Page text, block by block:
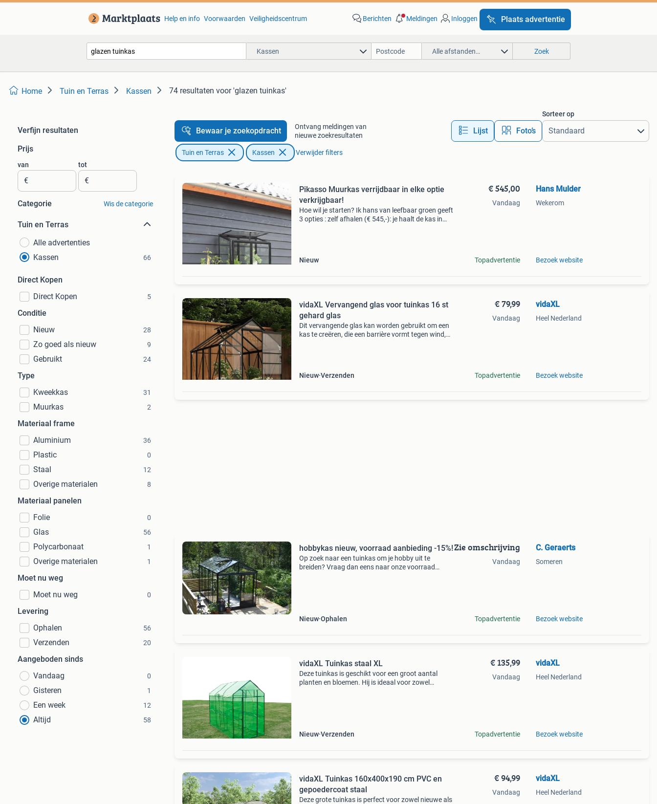
Help en info Voorwaarden Veiligheidscentrum Berichten Meldingen Inloggen Plaats advertentie
Kassen Alle afstanden… Zoek
Home Tuin en Terras Kassen 74 resultaten voor 'glazen tuinkas'
Verfijn resultaten
Prijs
van
€
tot
€
Categorie Wis de categorie
Tuin en Terras
Alle advertenties
Kassen
66
Direct Kopen
Direct Kopen
5
Conditie
Nieuw
28
Zo goed als nieuw 9
Gebruikt 24
Type
Kweekkas
31
Muurkas 2
Materiaal frame
Aluminium
36
Plastic 0
Staal 12
Overige materialen 8
Materiaal panelen
Folie
0
Glas 56
Polycarbonaat 1
Overige materialen 1
Moet nu weg
Moet nu weg
0
Levering
Ophalen
56
Verzenden 20
Aangeboden sinds
Vandaag
0
Gisteren 1
Een week 12
Altijd 58
Bewaar je zoekopdracht
Ontvang meldingen van
nieuwe zoekresultaten
Lijst Foto’s
Sorteer op
Tuin en Terras Kassen Verwijder filters
Pikasso Muurkas verrijdbaar in elke optie
verkrijgbaar!
Hoe wil je starten? Ik hans van leefbaar groen geeft
3 opties : zelf afhalen (€ 545,-): je haalt de kas in
Nieuw
€ 545,00
Vandaag
Topadvertentie
Hans Mulder
Wekerom
Bezoek website
vidaXL Vervangend glas voor tuinkas 16 st
gehard glas
Dit vervangende glas kan worden gebruikt om een
kas te creëren, die een barrière vormt tegen wind,
Nieuw Verzenden
€ 79,99
Vandaag
Topadvertentie
vidaXL
Heel Nederland
Bezoek website
hobbykas nieuw, voorraad aanbieding -15%!
Op zoek naar een tuinkas om je hobby uit te
breiden? Vraag dan eens naar onze voorraad
Nieuw Ophalen
Zie omschrijving
Vandaag
Topadvertentie
C. Geraerts
Someren
Bezoek website
vidaXL Tuinkas staal XL
Deze tuinkas is geschikt voor een groot aantal
planten en bloemen. Hij is ideaal voor zowel
Nieuw Verzenden
€ 135,99
Vandaag
Topadvertentie
vidaXL
Heel Nederland
Bezoek website
vidaXL Tuinkas 160x400x190 cm PVC en
gepoedercoat staal
Deze grote tuinkas is perfect voor zowel nieuwe als
€ 94,99
Vandaag
vidaXL
Heel Nederland